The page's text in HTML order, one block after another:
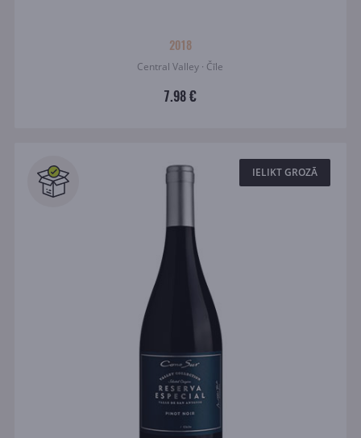
2018
Central Valley · Čīle
7.98 €
IELIKT GROZĀ